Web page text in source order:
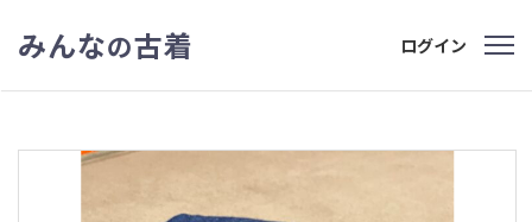
みんなの古着 ログイン